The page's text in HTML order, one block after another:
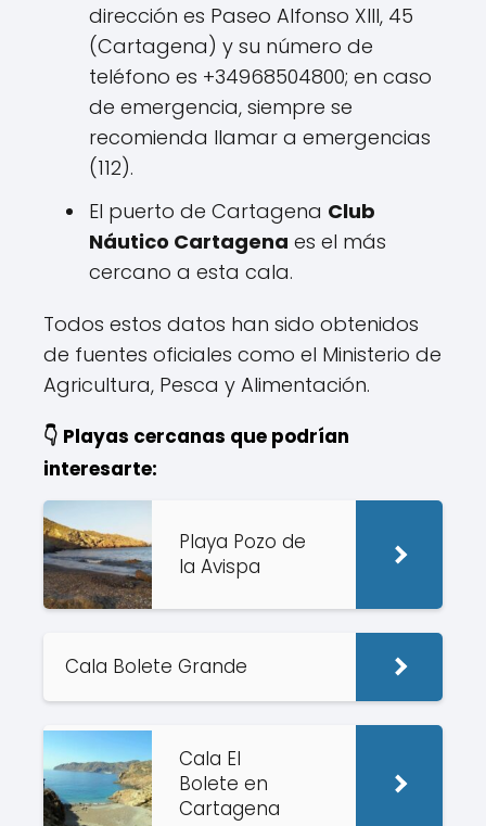
dirección es Paseo Alfonso XIII, 45
(Cartagena) y su número de
teléfono es +34968504800; en caso
de emergencia, siempre se
recomienda llamar a emergencias
(112).
El puerto de Cartagena Club
Náutico Cartagena es el más
cercano a esta cala.
Todos estos datos han sido obtenidos
de fuentes oficiales como el Ministerio de
Agricultura, Pesca y Alimentación.
👇 Playas cercanas que podrían
interesarte:
Playa Pozo de
la Avispa
Cala Bolete Grande
Cala El
Bolete en
Cartagena